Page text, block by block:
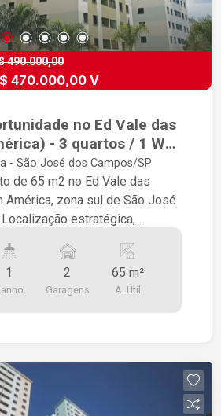
490.000,00
470.000,00 V
no Ed Vale das
- 3 quartos / 1 WC
- São José dos Campos/SP
de 65 m2 no Ed Vale das
América, zona sul de São José
estratégica,
e serviços ## São 03
planejados de excelente
planejada, WC com box de
## Estuda permuta por
em localização que
a Dutra, em São José dos
1 2
Garagens
65 m²
A. Útil